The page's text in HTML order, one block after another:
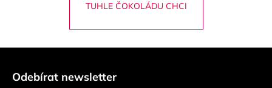
TUHLE ČOKOLÁDU CHCI
Odebírat newsletter